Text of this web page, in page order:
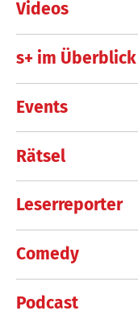
Videos
s+ im Überblick
Events
Rätsel
Leserreporter
Comedy
Podcast